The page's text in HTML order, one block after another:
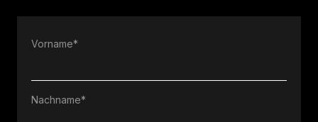
Vorname*
Nachname*